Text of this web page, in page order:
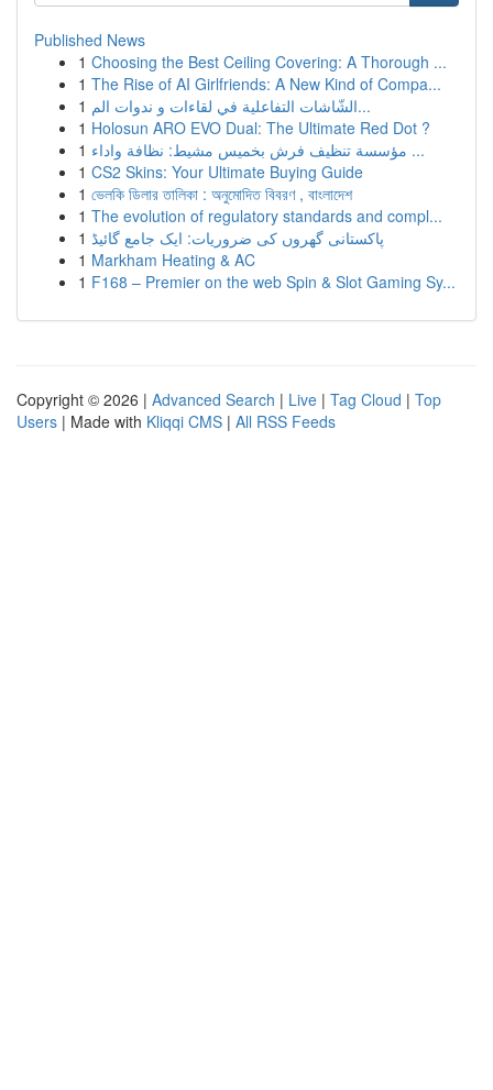
Published News
1 Choosing the Best Ceiling Covering: A Thorough ...
1 The Rise of AI Girlfriends: A New Kind of Compa...
1
الشّاشات التفاعلية في لقاءات و ندوات الم...
1 Holosun ARO EVO Dual: The Ultimate Red Dot ?
1
مؤسسة تنظيف فرش بخميس مشيط: نظافة واداء ...
1 CS2 Skins: Your Ultimate Buying Guide
1 ভেলকি ডিলার তালিকা : অনুমোদিত বিবরণ , বাংলাদেশ
1 The evolution of regulatory standards and compl...
1 پاکستانی گھروں کی ضروریات: ایک جامع گائیڈ
1 Markham Heating & AC
1 F168 – Premier on the web Spin & Slot Gaming Sy...
Copyright © 2026 | Advanced Search | Live | Tag Cloud | Top
Users | Made with Kliqqi CMS | All RSS Feeds